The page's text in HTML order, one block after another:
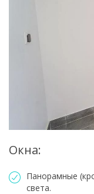
Окна:
Панорамные
света.